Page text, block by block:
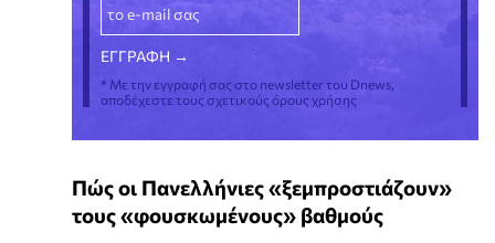
* Με την εγγραφή σας στο newsletter του Dnews,
αποδέχεστε τους σχετικούς όρους χρήσης
Πώς οι Πανελλήνιες «ξεμπροστιάζουν»
τους «φουσκωμένους» βαθμούς